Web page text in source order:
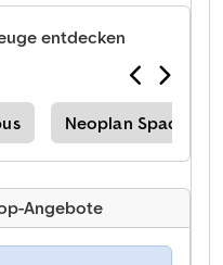
entdecken
Neoplan
Angebote